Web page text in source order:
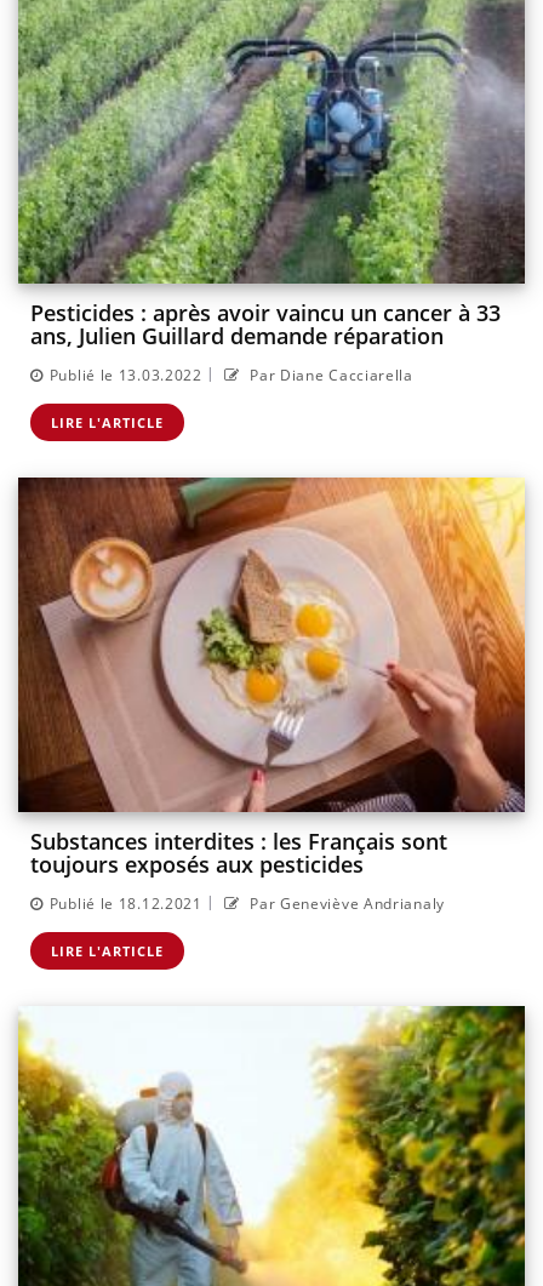
Pesticides : après avoir vaincu un cancer à 33
ans, Julien Guillard demande réparation
Publié le 13.03.2022 | Par Diane Cacciarella
LIRE L'ARTICLE
Substances interdites : les Français sont
toujours exposés aux pesticides
Publié le 18.12.2021 | Par Geneviève Andrianaly
LIRE L'ARTICLE